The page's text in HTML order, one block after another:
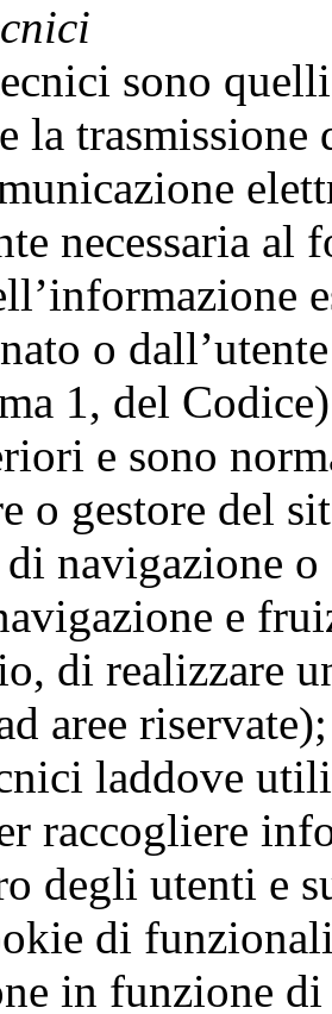
sono
la
necessaria
o
1, del
e sono
o gestore del
navigazione o
e
di realizzare
aree
laddove
raccogliere
degli utenti e
di
in funzione